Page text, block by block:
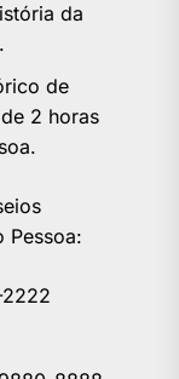
da
de
2 horas
Pessoa: